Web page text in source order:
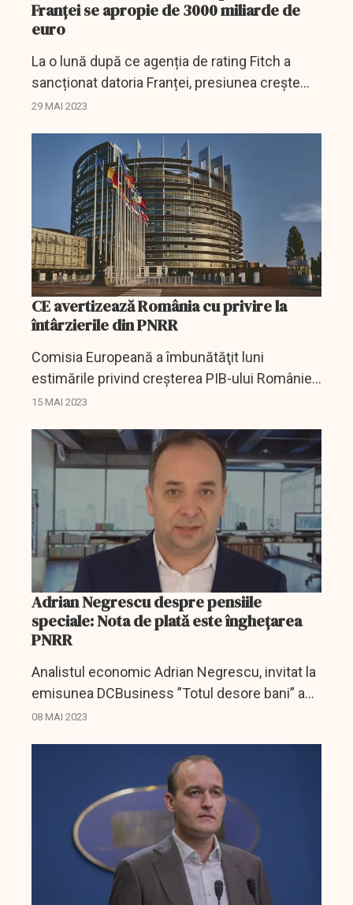
Franței se apropie de 3000 miliarde de
euro
La o lună după ce agenția de rating Fitch a
sancționat datoria Franței, presiunea crește
asupra guvernului de la Paris, ce depune
publică de...
29 MAI 2023
CE avertizează România cu privire la
întârzierile din PNRR
Comisia Europeană a îmbunătăţit luni
estimările privind creşterea PIB-ului României
în acest an şi anul viitor şi a menţinut proiecţia
previziunilor...
15 MAI 2023
Adrian Negrescu despre pensiile
speciale: Nota de plată este înghețarea
PNRR
Analistul economic Adrian Negrescu, invitat la
emisunea DCBusiness ”Totul desore bani” a
făcut câteva comentarii mai mult sa mai puțin
08 MAI 2023